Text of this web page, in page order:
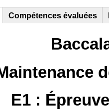
(onglet
actif)
Compétences évaluées
E1 :